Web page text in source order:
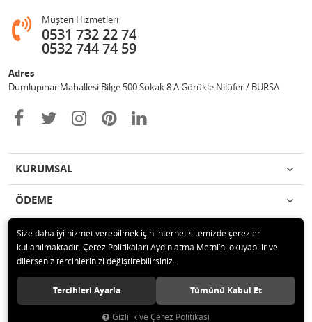
Müşteri Hizmetleri
0531 732 22 74
0532 744 74 59
Adres
Dumlupınar Mahallesi Bilge 500 Sokak 8 A Görükle Nilüfer / BURSA
KURUMSAL
ÖDEME
İLETİŞİM
© 2020 MAG OTOMOTİV Tüm hakları saklıdır.
Size daha iyi hizmet verebilmek için internet sitemizde çerezler
kullanılmaktadır. Çerez Politikaları Aydınlatma Metni’ni okuyabilir ve
dilerseniz tercihlerinizi değiştirebilirsiniz.
Tercihleri Ayarla Tümünü Kabul Et
Gizlilik ve Çerez Politikası